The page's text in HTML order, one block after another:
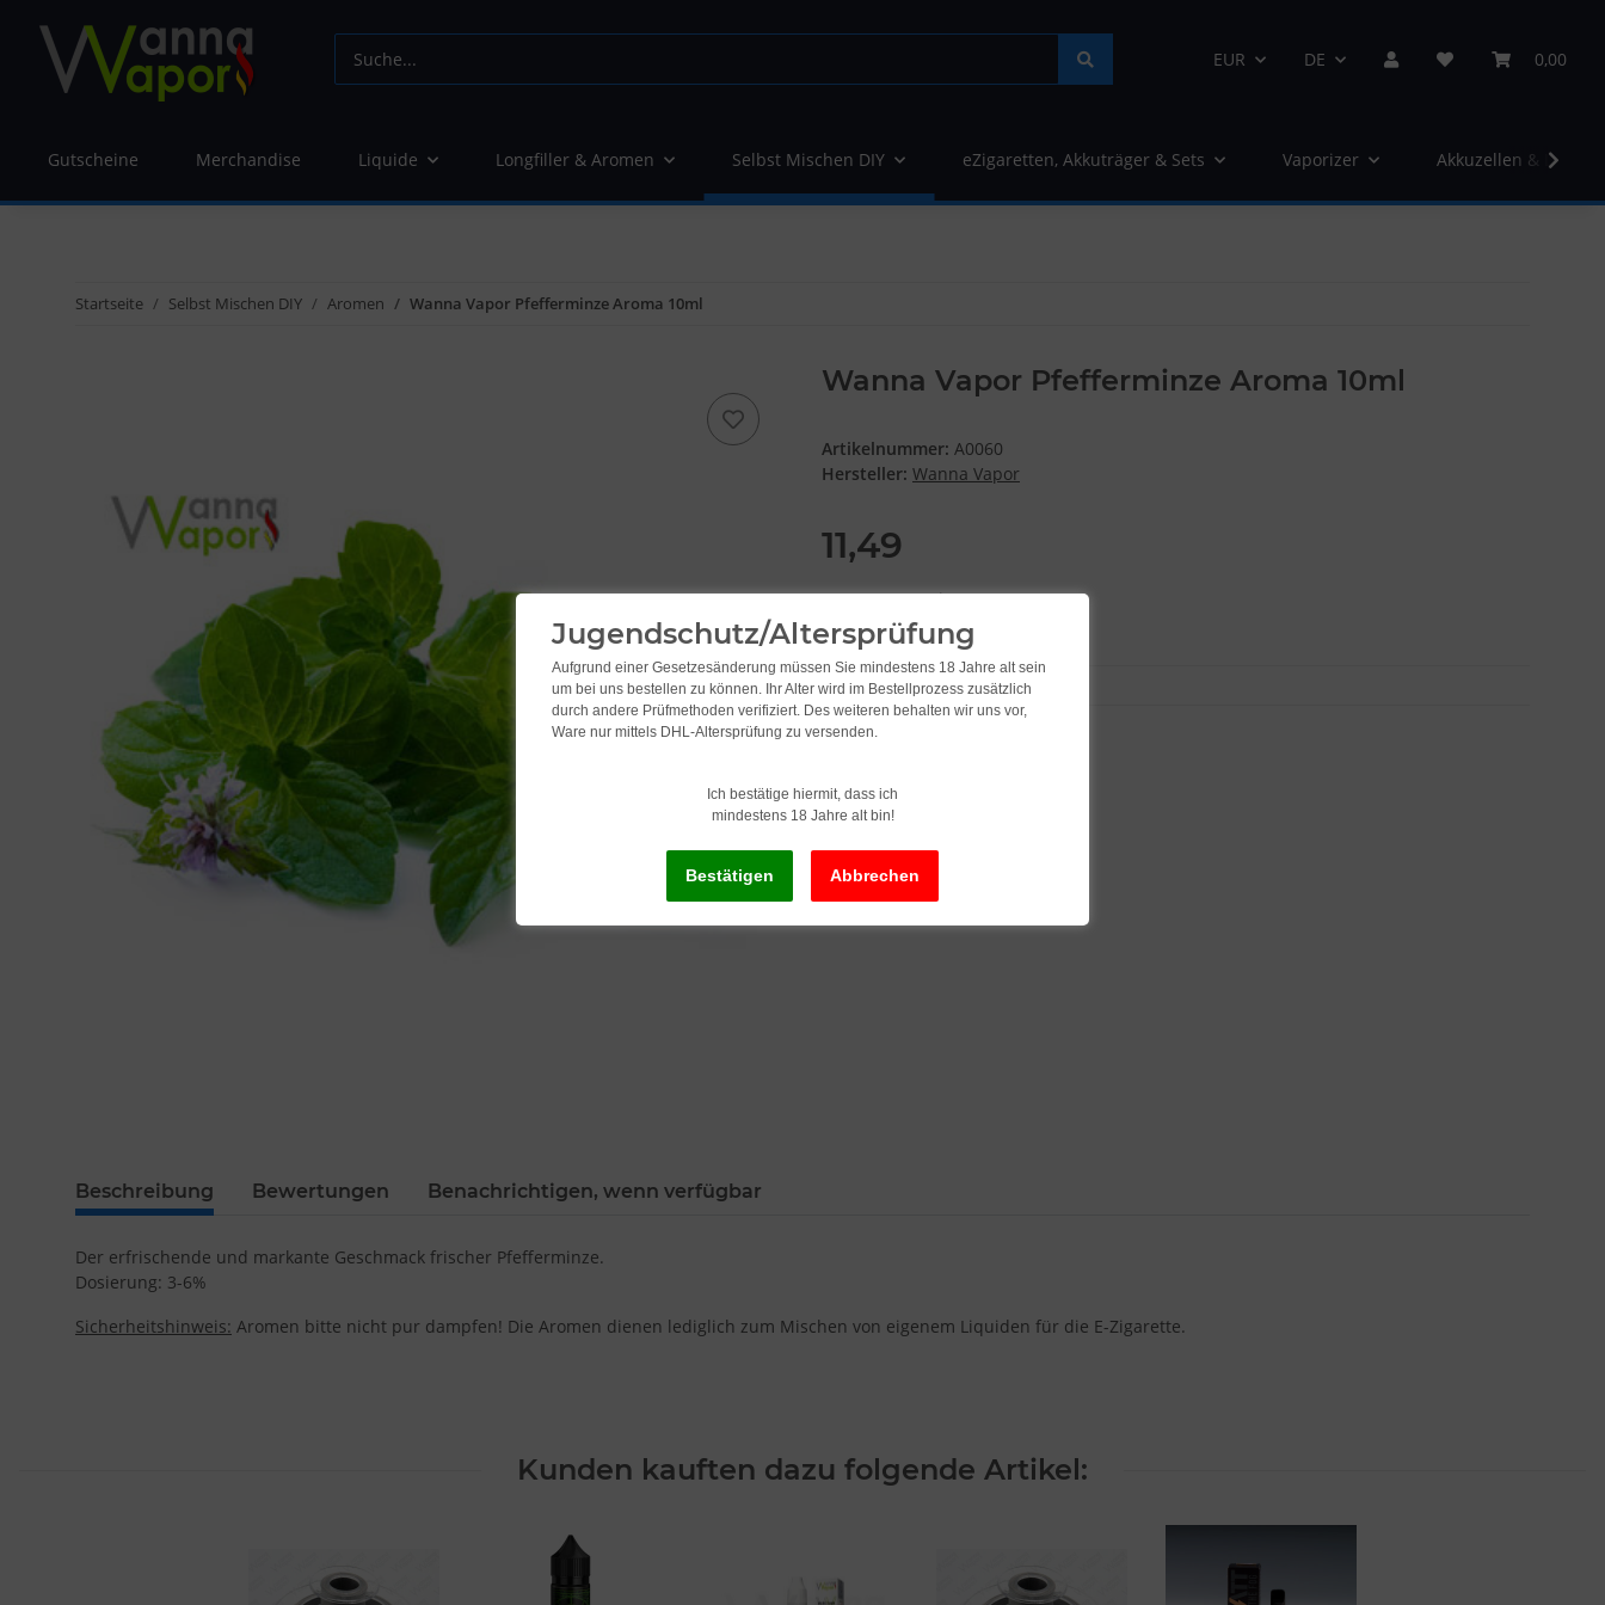
EUR DE 0,00
Gutscheine Merchandise Liquide Longfiller & Aromen Selbst Mischen DIY eZigaretten, Akkuträger & Sets Vaporizer Akkuzellen &
Startseite Selbst Mischen DIY Aromen Wanna Vapor Pfefferminze Aroma 10ml
Wanna Vapor Pfefferminze Aroma 10ml
Artikelnummer: A0060
Hersteller: Wanna Vapor
11,49
1.149,00 pro 1 l
inkl. 19% USt. , zzgl.
Beschreibung Bewertungen Benachrichtigen, wenn verfügbar
Der erfrischende und markante Geschmack frischer Pfefferminze.
Dosierung: 3-6%
Sicherheitshinweis: Aromen bitte nicht pur dampfen! Die Aromen dienen lediglich zum Mischen von eigenem Liquiden für die E-Zigarette.
Kunden kauften dazu folgende Artikel:
Jugendschutz/Altersprüfung
Aufgrund einer Gesetzesänderung müssen Sie mindestens 18 Jahre alt sein
um bei uns bestellen zu können. Ihr Alter wird im Bestellprozess zusätzlich
durch andere Prüfmethoden verifiziert. Des weiteren behalten wir uns vor,
Ware nur mittels DHL-Altersprüfung zu versenden.
Ich bestätige hiermit, dass ich
mindestens 18 Jahre alt bin!